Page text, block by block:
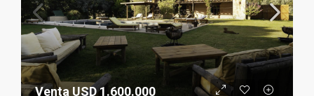
Venta USD 1.600.000